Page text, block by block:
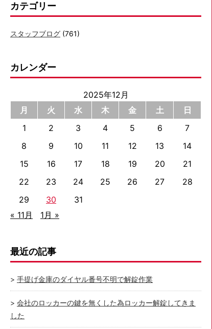
っ
シ
リ
ダ
カテゴリー
スタッフブログ (761)
カレンダー
2025年12月
月
火 水 木 金 土
日
1
2 3 4 5 6
7
8
9 10 11 12 13
14
15
16 17 18 19 20
21
22
23 24 25 26 27
28
29
30
31
« 11月
1月 »
最近の記事
手提げ金庫のダイヤル番号不明で解錠作業
会社のロッカーの鍵を無くした為ロッカー解錠してきま
した